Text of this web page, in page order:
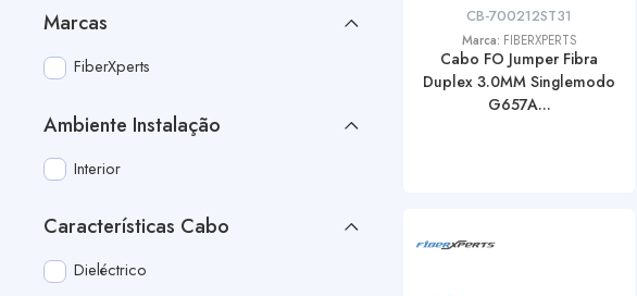
CB-700212ST31
Marca: FIBERXPERTS
Cabo FO Jumper Fibra
Duplex 3.0MM Singlemodo
G657A...
Marcas
FiberXperts
Ambiente Instalação
Interior
Características Cabo
Dieléctrico